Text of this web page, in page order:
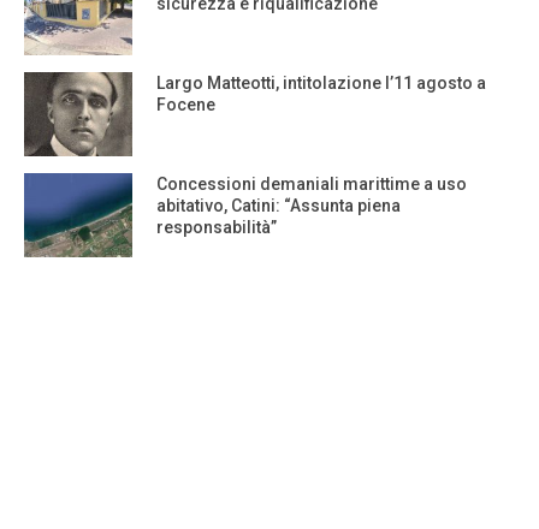
sicurezza e riqualificazione
Largo Matteotti, intitolazione l’11 agosto a
Focene
Concessioni demaniali marittime a uso
abitativo, Catini: “Assunta piena
responsabilità”